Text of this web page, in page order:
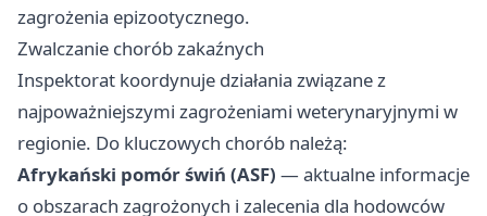
zagrożenia epizootycznego.
Zwalczanie chorób zakaźnych
Inspektorat koordynuje działania związane z
najpoważniejszymi zagrożeniami weterynaryjnymi w
regionie. Do kluczowych chorób należą:
Afrykański pomór świń (ASF) — aktualne informacje
o obszarach zagrożonych i zalecenia dla hodowców